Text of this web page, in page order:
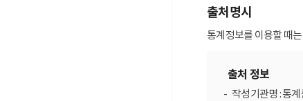
출처명시
통계정보를 이용할 때
출처 정보
작성기관명 : 통